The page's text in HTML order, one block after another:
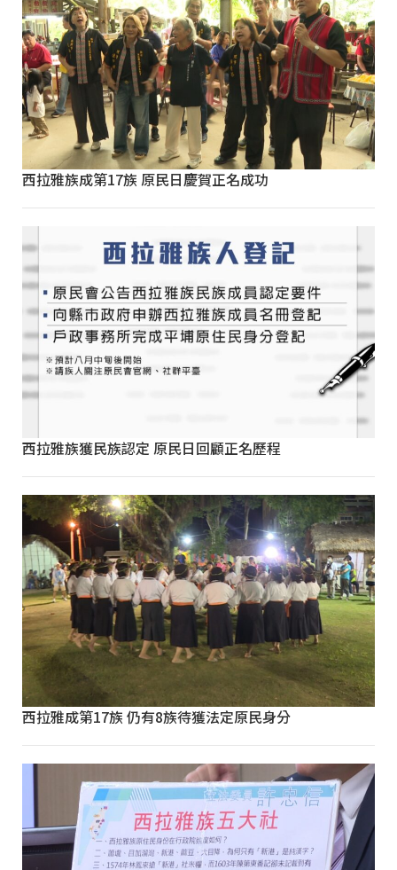
西拉雅族成第17族 原民日慶賀正名成功
西拉雅族獲民族認定 原民日回顧正名歷程
西拉雅成第17族 仍有8族待獲法定原民身分